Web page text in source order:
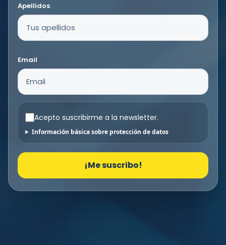
Apellidos
Email
Acepto suscribirme a la newsletter.
Información básica sobre protección de datos
¡Me suscribo!